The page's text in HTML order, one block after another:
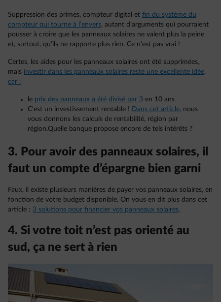
Suppression des primes, compteur digital et fin du système du
compteur qui tourne à l’envers, autant d’arguments qui pourraient
pousser à croire que les panneaux solaires ne valent plus la peine
et, surtout, qu'ils ne rapporte plus rien. Ce n’est pas vrai !
Certes, les aides pour les panneaux solaires ont été supprimées,
mais investir dans les panneaux solaires reste une excellente idée,
car :
le prix des panneaux a été divisé par 3 en 10 ans
C'est un investissement rentable ! Dans cet article, nous
vous donnons les calculs de rentabilité, région par
région.Quelle banque propose encore de tels intérêts ?
3. Pour avoir des panneaux solaires, il
faut un compte d’épargne bien garni
Faux, il existe plusieurs manières de payer vos panneaux solaires, en
fonction de votre budget disponible. On vous en dit plus dans cet
article : 3 solutions pour financier vos panneaux solaires.
4. Si votre toit n’est pas orienté au
sud, ça ne sert à rien